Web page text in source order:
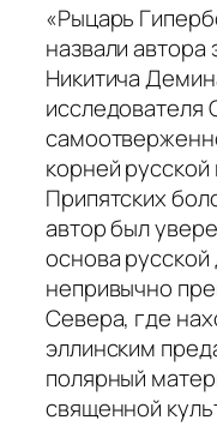
«Рыцарь
назвали автора
Никитича
исследователя
корней
Припятских
автор был
основа русской
непривычно
Севера, где
эллинским
полярный
священной